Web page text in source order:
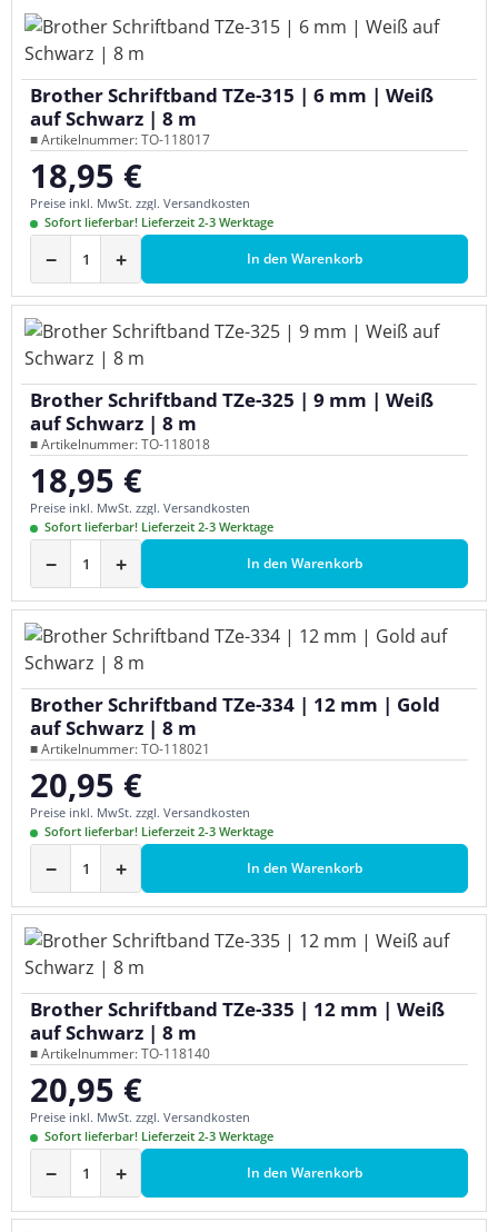
Brother Schriftband TZe-315 | 6 mm | Weiß
auf Schwarz | 8 m
■ Artikelnummer: TO-118017
Regulärer Preis:
18,95 €
Preise inkl. MwSt. zzgl. Versandkosten
Sofort lieferbar! Lieferzeit 2-3 Werktage
− + In den Warenkorb
Brother Schriftband TZe-325 | 9 mm | Weiß
auf Schwarz | 8 m
■ Artikelnummer: TO-118018
Regulärer Preis:
18,95 €
Preise inkl. MwSt. zzgl. Versandkosten
Sofort lieferbar! Lieferzeit 2-3 Werktage
− + In den Warenkorb
Brother Schriftband TZe-334 | 12 mm | Gold
auf Schwarz | 8 m
■ Artikelnummer: TO-118021
Regulärer Preis:
20,95 €
Preise inkl. MwSt. zzgl. Versandkosten
Sofort lieferbar! Lieferzeit 2-3 Werktage
− + In den Warenkorb
Brother Schriftband TZe-335 | 12 mm | Weiß
auf Schwarz | 8 m
■ Artikelnummer: TO-118140
Regulärer Preis:
20,95 €
Preise inkl. MwSt. zzgl. Versandkosten
Sofort lieferbar! Lieferzeit 2-3 Werktage
− + In den Warenkorb